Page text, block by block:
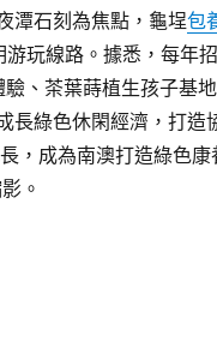
石刻為焦點，龜埕包
玩線路。據悉，每年招
、茶葉蒔植生孩子基地
長綠色休閑經濟，打造
，成為南澳打造綠色康
。